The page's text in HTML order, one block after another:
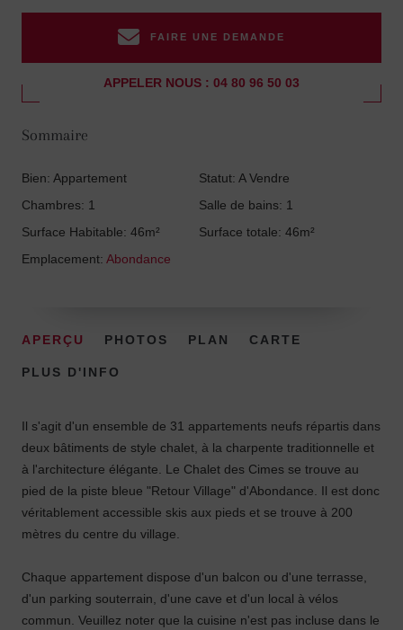
FAIRE UNE DEMANDE
APPELER NOUS : 04 80 96 50 03
Sommaire
Bien: Appartement
Statut: A Vendre
Chambres: 1
Salle de bains: 1
Surface Habitable: 46m²
Surface totale: 46m²
Emplacement: Abondance
APERÇU PHOTOS PLAN CARTE
PLUS D'INFO
Il s'agit d'un ensemble de 31 appartements neufs répartis dans
deux bâtiments de style chalet, à la charpente traditionnelle et
à l'architecture élégante. Le Chalet des Cimes se trouve au
pied de la piste bleue "Retour Village" d'Abondance. Il est donc
véritablement accessible skis aux pieds et se trouve à 200
mètres du centre du village.
Chaque appartement dispose d'un balcon ou d'une terrasse,
d'un parking souterrain, d'une cave et d'un local à vélos
commun. Veuillez noter que la cuisine n'est pas incluse dans le